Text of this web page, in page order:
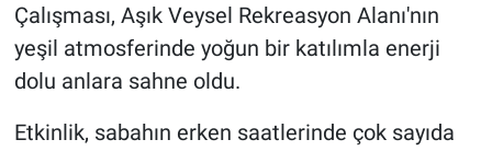
Çalışması, Aşık Veysel Rekreasyon Alanı'nın
yeşil atmosferinde yoğun bir katılımla enerji
dolu anlara sahne oldu.
Etkinlik, sabahın erken saatlerinde çok sayıda